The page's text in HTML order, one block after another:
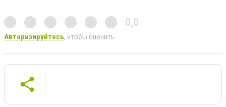
0,0
Авторизируйтесь, чтобы оценить